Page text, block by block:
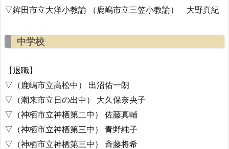
▽鉾田市立大洋小教諭 （鹿嶋市立三笠小教諭） 大野真紀
中学校
【退職】
▽（鹿嶋市立高松中） 出沼佑一朗
▽（潮来市立日の出中） 大久保奈央子
▽（神栖市立神栖第二中） 佐藤真輔
▽（神栖市立神栖第三中） 青野純子
▽（神栖市立神栖第三中） 斉藤将希